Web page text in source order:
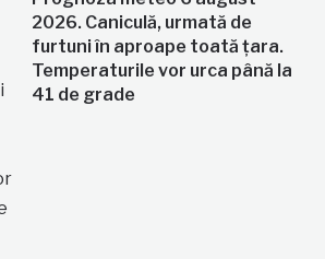
2026. Caniculă, urmată de
furtuni în aproape toată țara.
Temperaturile vor urca până la
41 de grade